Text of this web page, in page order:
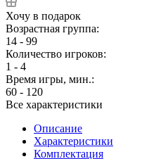
Хочу в подарок
Возрастная группа:
14 - 99
Количество игроков:
1 - 4
Время игры, мин.:
60 - 120
Все характеристики
Описание
Характеристики
Комплектация